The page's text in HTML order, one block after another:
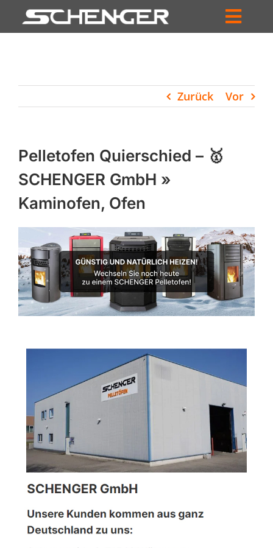
Inhalt
HÄNDLERSUCHE
UNTERNEHMEN
PROFIL
WARENKORB
PRODUCTS
SEARCH
Zurück Vor
Pelletofen Quierschied – 🥇
SCHENGER GmbH »
Kaminofen, Ofen